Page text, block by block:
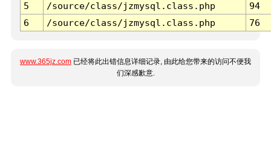
5
/source/class/jzmysql.class.php
94
6
/source/class/jzmysql.class.php 76
www.365jz.com 已经将此出错信息详细记录, 由此给您带来的访问不便我
们深感歉意.